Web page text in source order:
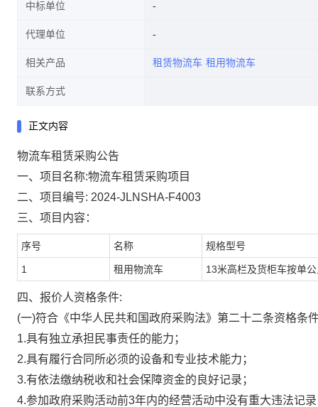
中标单位
代理单位
相关产品 租赁物流车 租用物流车
联系方式
正文内容
物流车租赁采购公告
一、项目名称:物流车租赁采购项目
二、项目编号: 2024-JLNSHA-F4003
三、项目内容：
序号 名称 规格型号
1 租用物流车 13米高栏及货柜车按单
四、报价人资格条件:
(一)符合《中华人民共和国政府采购法》第二十二条资格条
1.具有独立承担民事责任的能力 ；
2.具有履行合同所必须的设备和专业技术能力；
3.有依法缴纳税收和社会保障资金的良好记录；
4.参加政府采购活动前3年内的经营活动中没有重大违法记